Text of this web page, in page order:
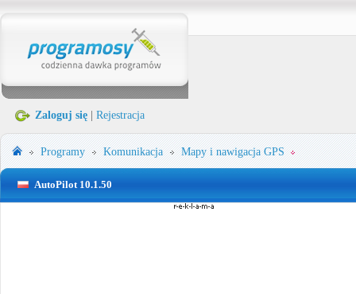
Zaloguj się Rejestracja
Programy Komunikacja Mapy i nawigacja GPS
AutoPilot 10.1.50